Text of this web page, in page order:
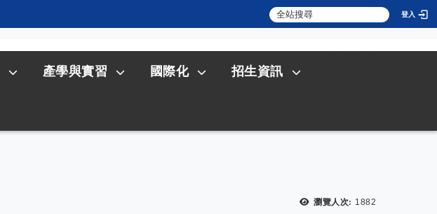
登入
產學與實習 國際化 招生資訊
瀏覽人次: 1882